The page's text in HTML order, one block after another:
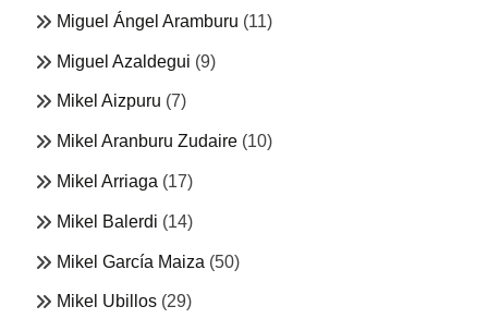
Miguel Ángel Aramburu (11)
Miguel Azaldegui (9)
Mikel Aizpuru (7)
Mikel Aranburu Zudaire (10)
Mikel Arriaga (17)
Mikel Balerdi (14)
Mikel García Maiza (50)
Mikel Ubillos (29)